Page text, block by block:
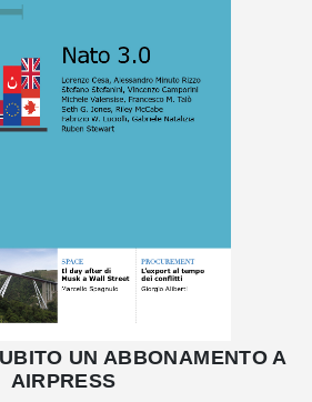
UN ABBONAMENTO A
AIRPRESS